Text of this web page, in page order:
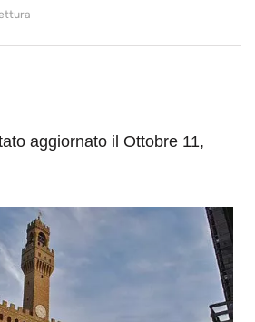
aggiornato il Ottobre 11,